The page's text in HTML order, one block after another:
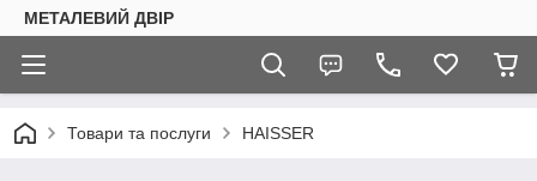
МЕТАЛЕВИЙ ДВІР
Товари та послуги HAISSER